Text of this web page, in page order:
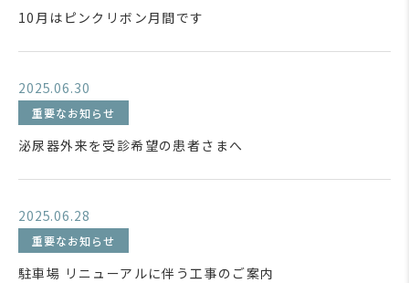
10月はピンクリボン月間です
2025.06.30
重要なお知らせ
泌尿器外来を受診希望の患者さまへ
2025.06.28
重要なお知らせ
駐車場 リニューアルに伴う工事のご案内